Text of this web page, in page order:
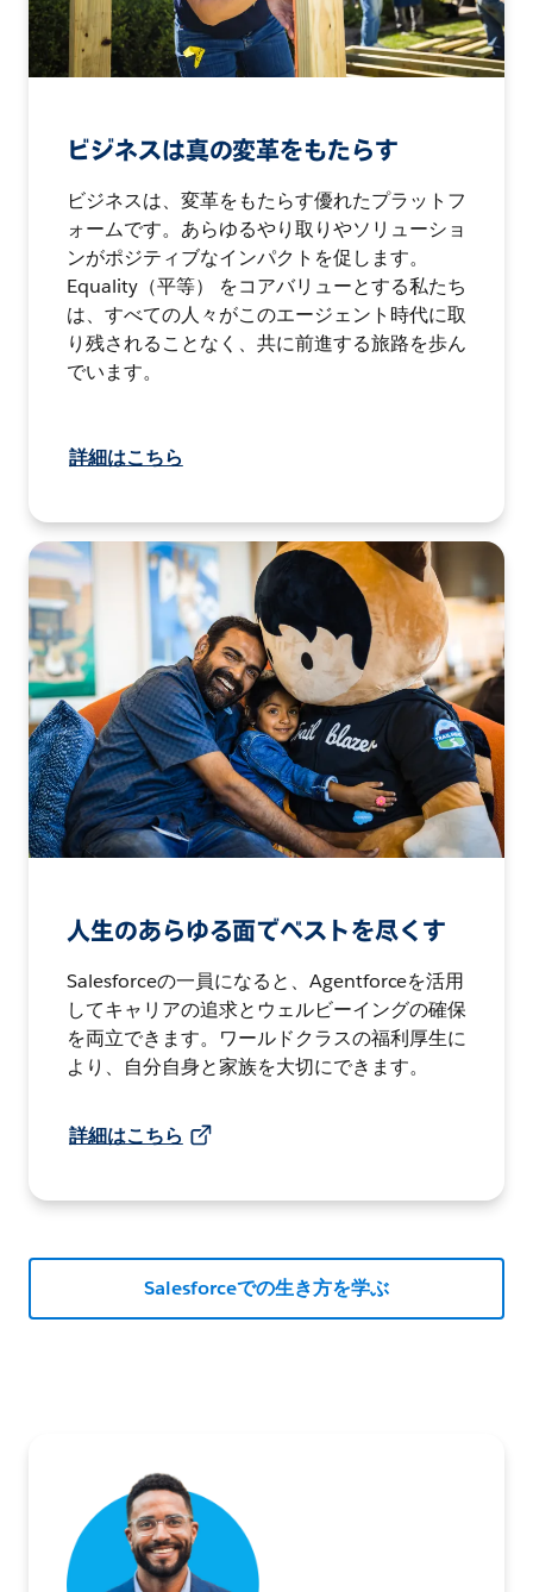
ビジネスは真の変革をもたらす
ビジネスは、変革をもたらす優れたプラットフ
ォームです。あらゆるやり取りやソリューショ
ンがポジティブなインパクトを促します。
Equality（平等） をコアバリューとする私たち
は、すべての人々がこのエージェント時代に取
り残されることなく、共に前進する旅路を歩ん
でいます。
詳細はこちら
人生のあらゆる面でベストを尽くす
Salesforceの一員になると、Agentforceを活用
してキャリアの追求とウェルビーイングの確保
を両立できます。ワールドクラスの福利厚生に
より、自分自身と家族を大切にできます。
詳細はこちら
Salesforceでの生き方を学ぶ